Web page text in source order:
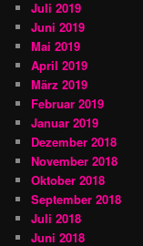
Juli 2019
Juni 2019
Mai 2019
April 2019
März 2019
Februar 2019
Januar 2019
Dezember 2018
November 2018
Oktober 2018
September 2018
Juli 2018
Juni 2018